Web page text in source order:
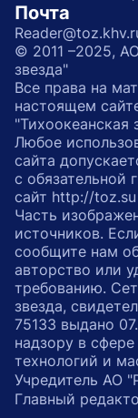
Почта
© 2011 –2025,
звезда"
Все права на
настоящем
"Тихоокеанская
Любое
сайта
с обязательной
сайт http://toz.su
Часть
источников.
сообщите нам
авторство или
требованию.
звезда,
75133 выдано
надзору в
технологий и
Учредитель АО
Главный